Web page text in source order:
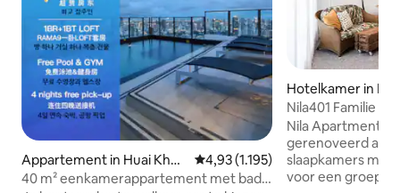
Appartement in Huai Khw
ang
Gemiddelde beoordeling van
4,93 (1.195)
40 m² eenkamerappartement met bad
Hotelkamer in
khon
Nila401 Familie
balkon/
Nila
gerenoveerd
slaapkamers met
voor een groep